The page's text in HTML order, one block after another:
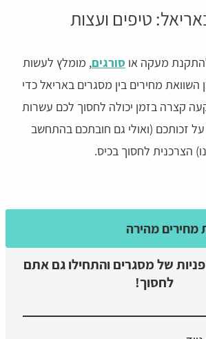
טיפים ועצות
מעקה או סורגים, מומלץ לעשות
השוואת מחירים בין מסגרים באריאל כדי
קצרה בזמן יכולה לחסוך לכם עשרות
על זכותכם (ואולי גם חובתכם בהתחשב
הצרכנית לחסוך בכיס.
מחירים מהירה
של מסגרים והתחילו גם אתם
לחסוך!